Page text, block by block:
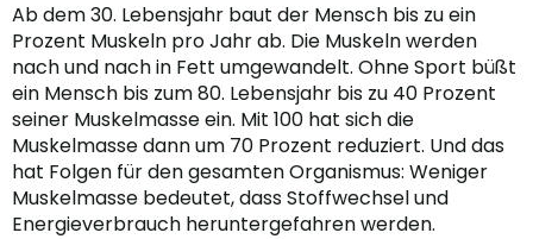
Ab dem 30. Lebensjahr baut der Mensch bis zu ein
Prozent Muskeln pro Jahr ab. Die Muskeln werden
nach und nach in Fett umgewandelt. Ohne Sport büßt
ein Mensch bis zum 80. Lebensjahr bis zu 40 Prozent
seiner Muskelmasse ein. Mit 100 hat sich die
Muskelmasse dann um 70 Prozent reduziert. Und das
hat Folgen für den gesamten Organismus: Weniger
Muskelmasse bedeutet, dass Stoffwechsel und
Energieverbrauch heruntergefahren werden.